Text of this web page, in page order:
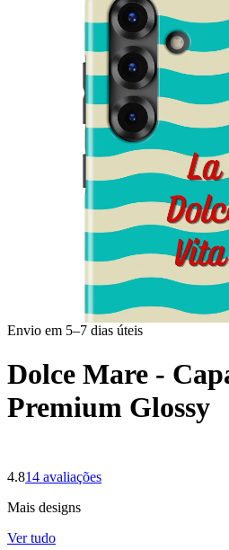
Envio em 5–7 dias úteis
Dolce Mare -
Premium Glossy
4.814 avaliações
Mais designs
Ver tudo